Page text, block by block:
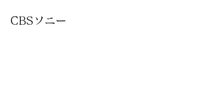
CBSソニー